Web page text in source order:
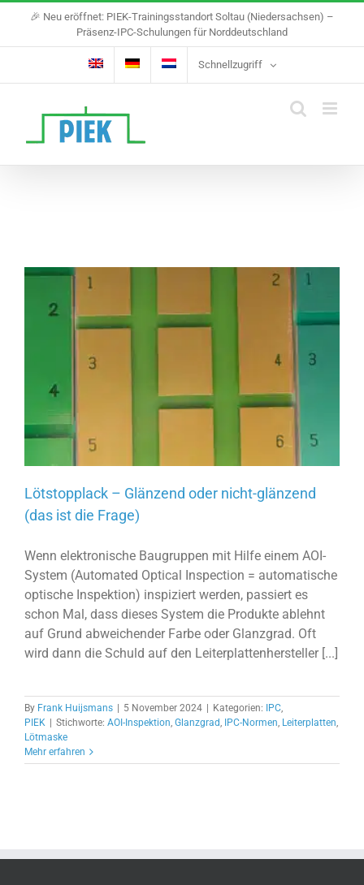
content
🎉 Neu eröffnet: PIEK-Trainingsstandort Soltau (Niedersachsen) –
Präsenz-IPC-Schulungen für Norddeutschland
Schnellzugriff
Lötstopplack – Glänzend oder nicht-glänzend
(das ist die Frage)
Wenn elektronische Baugruppen mit Hilfe einem AOI-
System (Automated Optical Inspection = automatische
optische Inspektion) inspiziert werden, passiert es
schon Mal, dass dieses System die Produkte ablehnt
auf Grund abweichender Farbe oder Glanzgrad. Oft
wird dann die Schuld auf den Leiterplattenhersteller [...]
By Frank Huijsmans | 5 November 2024 | Kategorien: IPC
PIEK | Stichworte: AOI-Inspektion Glanzgrad IPC-Normen Leiterplatten
Lötmaske
Mehr erfahren